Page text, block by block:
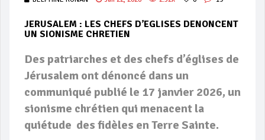
JERUSALEM : LES CHEFS D’EGLISES DENONCENT
UN SIONISME CHRETIEN
Des patriarches et des chefs d’églises de
Jérusalem ont dénoncé dans un
communiqué publié le 17 janvier 2026, un
sionisme chrétien qui menacent la
quiétude des fidèles en Terre Sainte.